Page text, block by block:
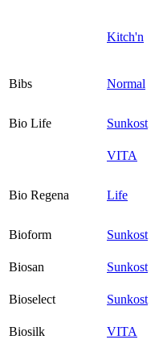
Kitch'n
Bibs Normal
Bio Life
Sunkost
VITA
Bio Regena Life
Bioform
Sunkost
Biosan
Sunkost
Bioselect
Sunkost
Biosilk
VITA